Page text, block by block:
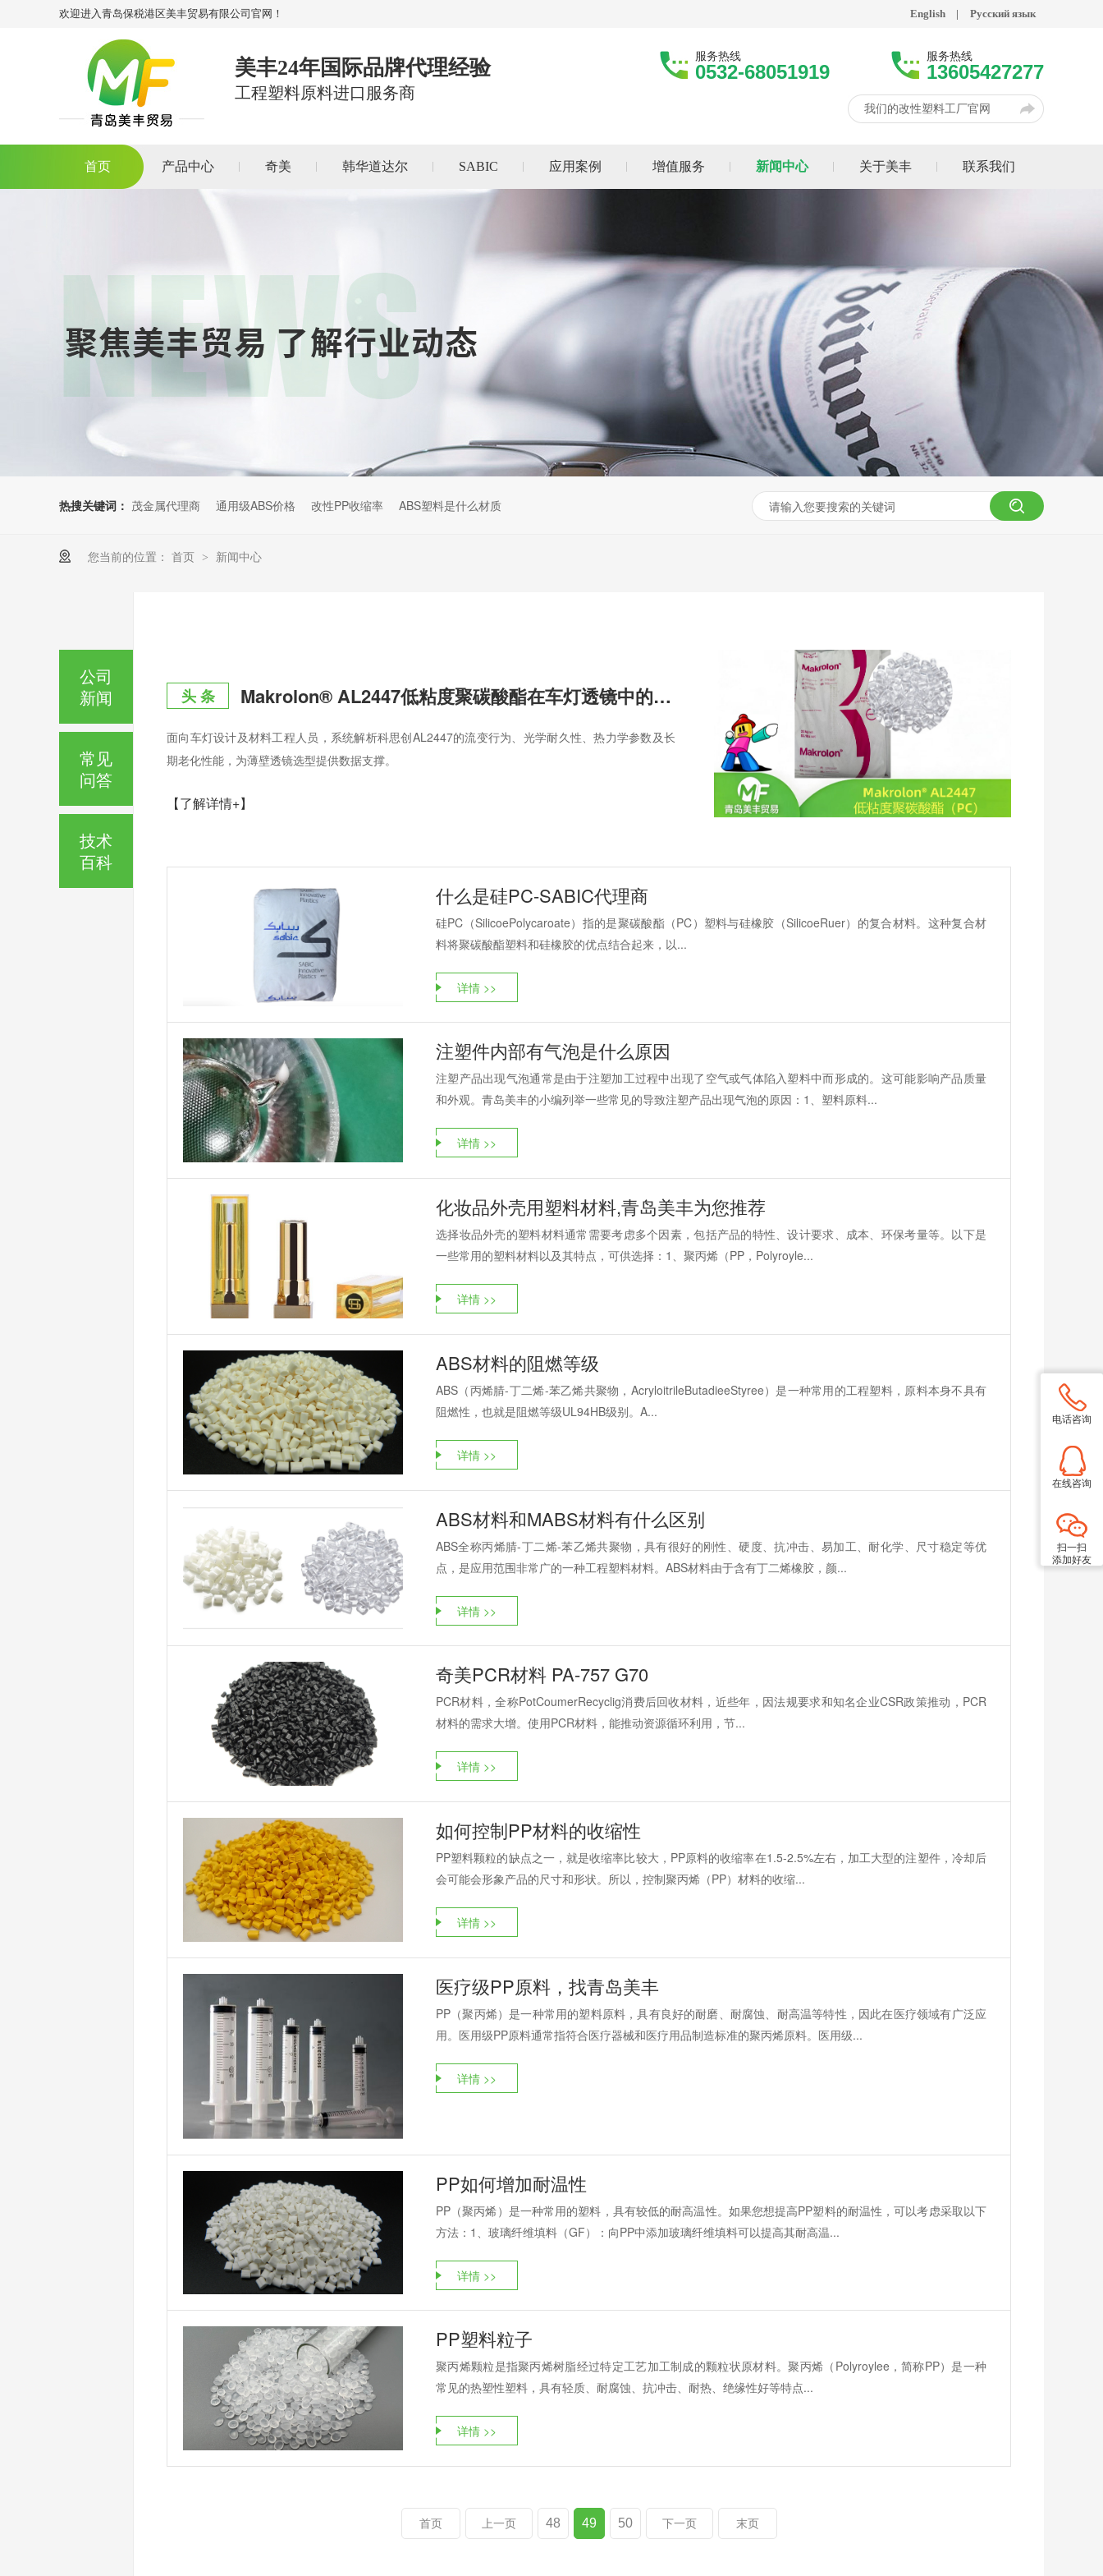
欢迎进入青岛保税港区美丰贸易有限公司官网！ English | Русский язык
美丰24年国际品牌代理经验
工程塑料原料进口服务商
服务热线
0532-68051919
服务热线
13605427277
我们的改性塑料工厂官网
首页 产品中心 奇美 韩华道达尔 SABIC 应用案例 增值服务 新闻中心 关于美丰 联系我们
热搜关键词： 茂金属代理商 通用级ABS价格 改性PP收缩率 ABS塑料是什么材质
您当前的位置： 首页 > 新闻中心
头 条 Makrolon® AL2447低粘度聚碳酸酯在车灯透镜中的性能优势解析
面向车灯设计及材料工程人员，系统解析科思创AL2447的流变行为、光学耐久性、热力学参数及长
期老化性能，为薄壁透镜选型提供数据支撑。
【了解详情+】
什么是硅PC-SABIC代理商
硅PC（SilicoePolycaroate）指的是聚碳酸酯（PC）塑料与硅橡胶（SilicoeRuer）的复合材料。这种复合材
料将聚碳酸酯塑料和硅橡胶的优点结合起来，以...
详情 >>
注塑件内部有气泡是什么原因
注塑产品出现气泡通常是由于注塑加工过程中出现了空气或气体陷入塑料中而形成的。这可能影响产品质量
和外观。青岛美丰的小编列举一些常见的导致注塑产品出现气泡的原因：1、塑料原料...
详情 >>
化妆品外壳用塑料材料,青岛美丰为您推荐
选择妆品外壳的塑料材料通常需要考虑多个因素，包括产品的特性、设计要求、成本、环保考量等。以下是
一些常用的塑料材料以及其特点，可供选择：1、聚丙烯（PP，Polyroyle...
详情 >>
ABS材料的阻燃等级
ABS（丙烯腈-丁二烯-苯乙烯共聚物，AcryloitrileButadieeStyree）是一种常用的工程塑料，原料本身不具有
阻燃性，也就是阻燃等级UL94HB级别。A...
详情 >>
ABS材料和MABS材料有什么区别
ABS全称丙烯腈-丁二烯-苯乙烯共聚物，具有很好的刚性、硬度、抗冲击、易加工、耐化学、尺寸稳定等优
点，是应用范围非常广的一种工程塑料材料。ABS材料由于含有丁二烯橡胶，颜...
详情 >>
奇美PCR材料 PA-757 G70
PCR材料，全称PotCoumerRecyclig消费后回收材料，近些年，因法规要求和知名企业CSR政策推动，PCR
材料的需求大增。使用PCR材料，能推动资源循环利用，节...
详情 >>
如何控制PP材料的收缩性
PP塑料颗粒的缺点之一，就是收缩率比较大，PP原料的收缩率在1.5-2.5%左右，加工大型的注塑件，冷却后
会可能会形象产品的尺寸和形状。所以，控制聚丙烯（PP）材料的收缩...
详情 >>
医疗级PP原料，找青岛美丰
PP（聚丙烯）是一种常用的塑料原料，具有良好的耐磨、耐腐蚀、耐高温等特性，因此在医疗领域有广泛应
用。医用级PP原料通常指符合医疗器械和医疗用品制造标准的聚丙烯原料。医用级...
详情 >>
PP如何增加耐温性
PP（聚丙烯）是一种常用的塑料，具有较低的耐高温性。如果您想提高PP塑料的耐温性，可以考虑采取以下
方法：1、玻璃纤维填料（GF）：向PP中添加玻璃纤维填料可以提高其耐高温...
详情 >>
PP塑料粒子
聚丙烯颗粒是指聚丙烯树脂经过特定工艺加工制成的颗粒状原材料。聚丙烯（Polyroylee，简称PP）是一种
常见的热塑性塑料，具有轻质、耐腐蚀、抗冲击、耐热、绝缘性好等特点...
详情 >>
首页 上一页 48 49 50 下一页 末页
公司
新闻
常见
问答
技术
百科
电话咨询
在线咨询
扫一扫
添加好友